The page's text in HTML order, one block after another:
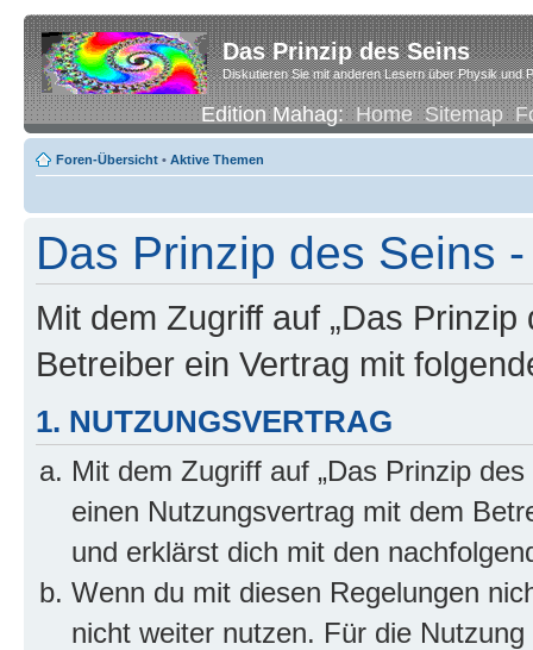
Das Prinzip des Seins
Diskutieren Sie mit anderen Lesern über Physik und
Edition Mahag:Home Sitemap
Foren-Übersicht • Aktive Themen
Das Prinzip des Seins
Mit dem Zugriff auf „Das
Betreiber ein Vertrag mit
1. NUTZUNGSVERTRAG
Mit dem Zugriff auf „Das Prinzip
einen Nutzungsvertrag mit dem
und erklärst dich mit den
Wenn du mit diesen Regelungen
nicht weiter nutzen. Für die